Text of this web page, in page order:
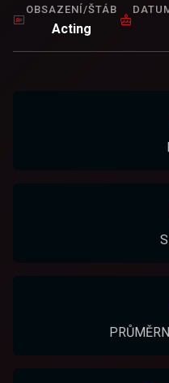
OBSAZENÍ/ŠTÁB
Acting